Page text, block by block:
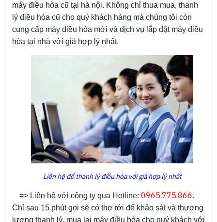
máy điều hòa cũ tại hà nội. Không chỉ thua mua, thanh
lý điều hòa cũ cho quý khách hàng mà chúng tôi còn
cung cấp máy điều hòa mới và dịch vụ lắp đặt máy điều
hòa tại nhà với giá hợp lý nhất.
Liên hệ để thanh lý điều hòa với giá hợp lý nhất
=> Liên hệ với công ty qua Hotline: 0965.775.866.
Chỉ sau 15 phút gọi sẽ có thợ tới để khảo sát và thương
lượng thanh lý, mua lại máy điều hòa cho quý khách với